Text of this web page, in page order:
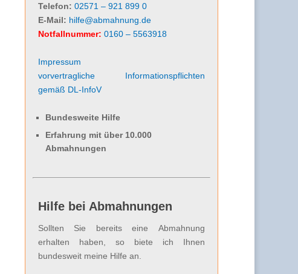
Telefon: 02571 – 921 899 0
E-Mail: hilfe@abmahnung.de
Notfallnummer: 0160 – 5563918
Impressum
vorvertragliche Informationspflichten
gemäß DL-InfoV
Bundesweite Hilfe
Erfahrung mit über 10.000
Abmahnungen
Hilfe bei Abmahnungen
Sollten Sie bereits eine Abmahnung
erhalten haben, so biete ich Ihnen
bundesweit meine Hilfe an.